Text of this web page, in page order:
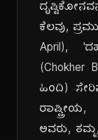
ಕೆಲವು,
April),
(Chokher
ಹಿಂದಿ)
ರಾಷ್ಟ್ರೀಯ,
ಅವರು,